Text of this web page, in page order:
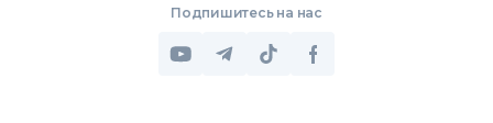
Подпишитесь на нас